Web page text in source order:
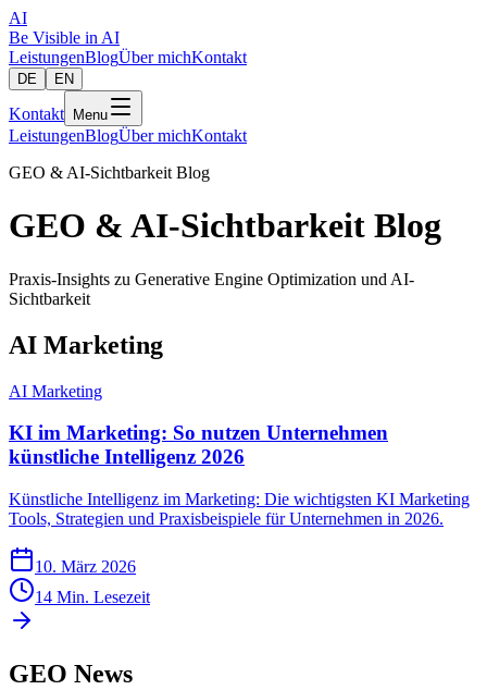
AI
Be Visible in AI
LeistungenBlogÜber michKontakt
DE EN
Kontakt Menu
LeistungenBlogÜber michKontakt
GEO & AI-Sichtbarkeit Blog
GEO & AI-Sichtbarkeit Blog
Praxis-Insights zu Generative Engine Optimization und AI-
Sichtbarkeit
AI Marketing
AI Marketing
KI im Marketing: So nutzen Unternehmen
künstliche Intelligenz 2026
Künstliche Intelligenz im Marketing: Die wichtigsten KI Marketing
Tools, Strategien und Praxisbeispiele für Unternehmen in 2026.
10. März 2026
14 Min. Lesezeit
GEO News